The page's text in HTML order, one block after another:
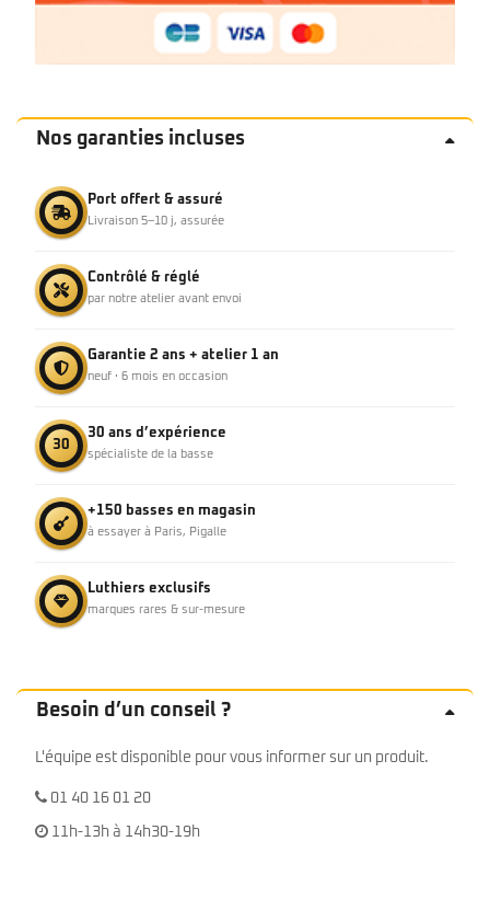
Nos garanties incluses
Port offert & assuré
Livraison 5–10 j, assurée
Contrôlé & réglé
par notre atelier avant envoi
Garantie 2 ans + atelier 1 an
neuf · 6 mois en occasion
30
30 ans d’expérience
spécialiste de la basse
+150 basses en magasin
à essayer à Paris, Pigalle
Luthiers exclusifs
marques rares & sur-mesure
Besoin d’un conseil ?
L'équipe est disponible pour vous informer sur un produit.
01 40 16 01 20
11h-13h à 14h30-19h